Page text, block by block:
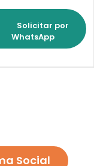
Solicitar por
WhatsApp
Social